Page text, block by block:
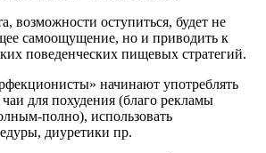
возможности оступиться, будет не
самоощущение, но и приводить к
поведенческих пищевых стратегий.
начинают употреблять
для похудения (благо рекламы
полно), использовать
диуретики пр.